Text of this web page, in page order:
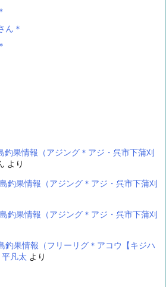
ん＊
果情報（アジング＊アジ・呉市下蒲刈
より
釣果情報（アジング＊アジ・呉市下蒲刈
釣果情報（アジング＊アジ・呉市下蒲刈
果情報（フリーリグ＊アコウ【キジハ
平凡太 より